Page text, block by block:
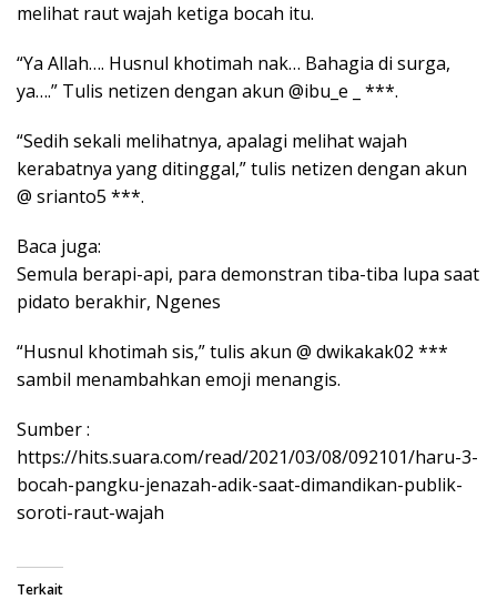
melihat raut wajah ketiga bocah itu.
“Ya Allah…. Husnul khotimah nak… Bahagia di surga,
ya….” Tulis netizen dengan akun @ibu_e _ ***.
“Sedih sekali melihatnya, apalagi melihat wajah
kerabatnya yang ditinggal,” tulis netizen dengan akun
@ srianto5 ***.
Baca juga:
Semula berapi-api, para demonstran tiba-tiba lupa saat
pidato berakhir, Ngenes
“Husnul khotimah sis,” tulis akun @ dwikakak02 ***
sambil menambahkan emoji menangis.
Sumber :
https://hits.suara.com/read/2021/03/08/092101/haru-3-
bocah-pangku-jenazah-adik-saat-dimandikan-publik-
soroti-raut-wajah
Terkait